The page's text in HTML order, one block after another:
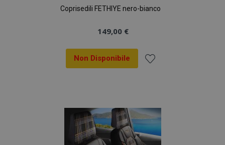
Coprisedili FETHIYE nero-bianco
149,00 €
Non Disponibile
lista
desideri